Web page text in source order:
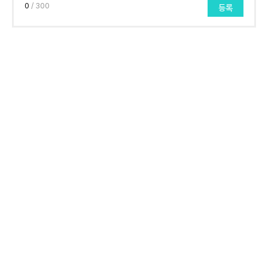
0 / 300 등록